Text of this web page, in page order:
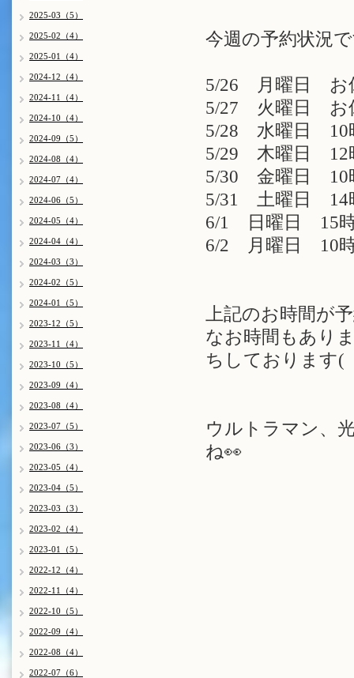
今週の予約状況
5/26 月曜日 お
5/27 火曜日 お
5/28 水曜日 10
5/29 木曜日 12
5/30 金曜日 10
5/31 土曜日 14
6/1 日曜日 15
6/2 月曜日 10
上記のお時間が
なお時間もあり
ちしております(
ウルトラマン、
ね👀
2025-03（5）
2025-02（4）
2025-01（4）
2024-12（4）
2024-11（4）
2024-10（4）
2024-09（5）
2024-08（4）
2024-07（4）
2024-06（5）
2024-05（4）
2024-04（4）
2024-03（3）
2024-02（5）
2024-01（5）
2023-12（5）
2023-11（4）
2023-10（5）
2023-09（4）
2023-08（4）
2023-07（5）
2023-06（3）
2023-05（4）
2023-04（5）
2023-03（3）
2023-02（4）
2023-01（5）
2022-12（4）
2022-11（4）
2022-10（5）
2022-09（4）
2022-08（4）
2022-07（6）